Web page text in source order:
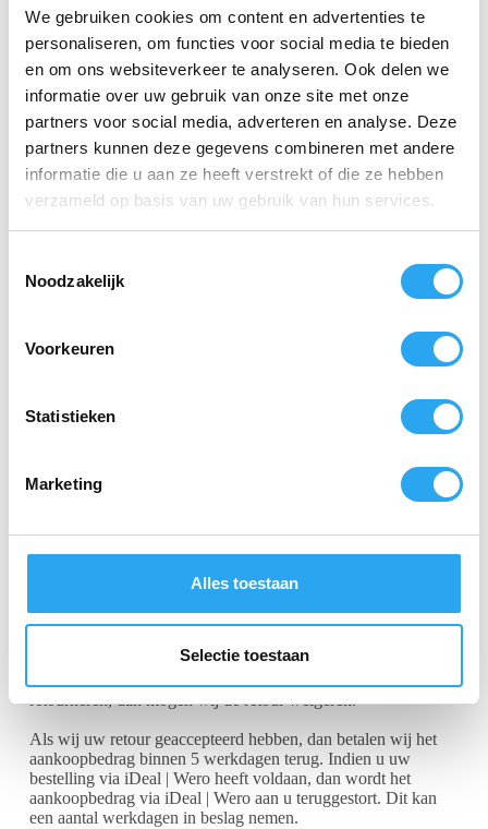
We gebruiken cookies om content en advertenties te
personaliseren, om functies voor social media te bieden
en om ons websiteverkeer te analyseren. Ook delen we
informatie over uw gebruik van onze site met onze
partners voor social media, adverteren en analyse. Deze
partners kunnen deze gegevens combineren met andere
informatie die u aan ze heeft verstrekt of die ze hebben
verzameld op basis van uw gebruik van hun services.
t
Noodzakelijk
Voorkeuren
Statistieken
Marketing
Alles toestaan
Selectie toestaan
andere omstandigheid waardoor u niet langer vrijelijk
over uw vermogen beschikt, mogen wij de
overeenkomst per direct opzeggen of de bestelling
annuleren. Hierbij zijn wij niet verplicht om u te
betalen, of een schadevergoeding of schadeloosstelling
te betalen. Onze vorderingen op u zijn in zo’n geval
onmiddellijk opeisbaar.
Zijn wij een bedrag aan u verschuldigd? Dan kunnen
we dit verrekenen met elk bedrag dat wij nog van u
tegoed hebben.
Bent u ontevreden over uw product? Voorraadartikelen
verpakking.
Is het product beschadigd bij u aangekomen, laat het ons dan
weten binnen 5 dagen na levering. Wij zoeken dan naar een
retourneren, dan mogen wij de retour weigeren.
Als wij uw retour geaccepteerd hebben, dan betalen wij het
aankoopbedrag binnen 5 werkdagen terug. Indien u uw
bestelling via iDeal | Wero heeft voldaan, dan wordt het
aankoopbedrag via iDeal | Wero aan u teruggestort. Dit kan
een aantal werkdagen in beslag nemen.